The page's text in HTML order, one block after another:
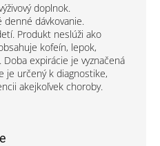
doplnok.
dávkovanie.
Produkt neslúži ako
kofeín, lepok,
Doba expirácie je vyznačená
je určený k diagnostike,
akejkoľvek choroby.